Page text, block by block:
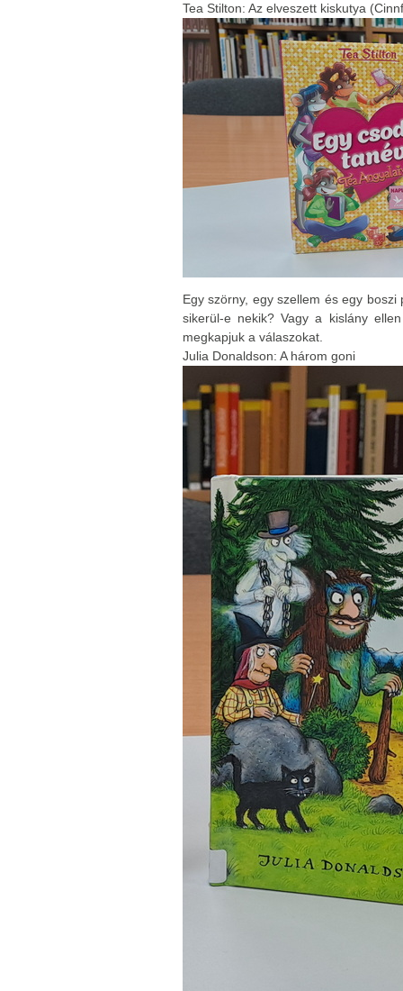
Tea Stilton: Az elveszett kiskutya
Egy szörny, egy szellem és egy
sikerül-e nekik? Vagy a kislány
megkapjuk a válaszokat.
Julia Donaldson: A három goni